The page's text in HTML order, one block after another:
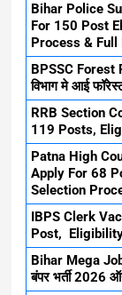
Bihar Police
For 150 Post
Process &
BPSSC Forest
विभाग मे आई
RRB Section
119 Posts,
Patna High
Apply For 68
Selection
IBPS Clerk
Post,
Bihar Mega
बंपर भर्ती 2026